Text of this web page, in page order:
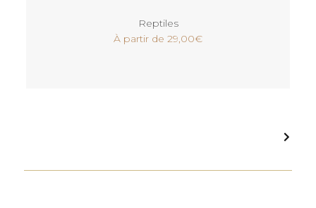
Reptiles
À partir de 29,00€